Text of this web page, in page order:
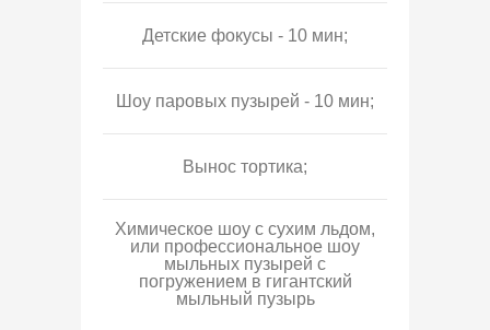
Детские фокусы - 10 мин;
Шоу паровых пузырей - 10 мин;
Вынос тортика;
Химическое шоу с сухим льдом,
или профессиональное шоу
мыльных пузырей с
погружением в гигантский
мыльный пузырь